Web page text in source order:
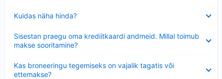
Kuidas näha hinda?
Sisestan praegu oma krediitkaardi andmeid. Millal toimub
makse sooritamine?
Kas broneeringu tegemiseks on vajalik tagatis või
ettemakse?